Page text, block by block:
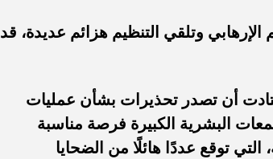
وتلقي التنظيم هزائم عديدة، قد
أن تصدر تحذيرات بشأن عمليات
البشرية الكبيرة فرصة مناسبة
توقع عددًا هائلًا من الضحايا